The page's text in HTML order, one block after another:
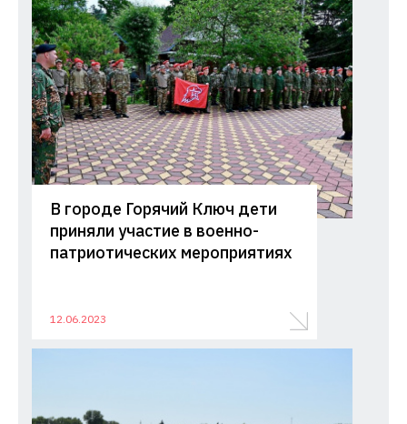
В городе Горячий Ключ дети
приняли участие в военно-
патриотических мероприятиях
12.06.2023